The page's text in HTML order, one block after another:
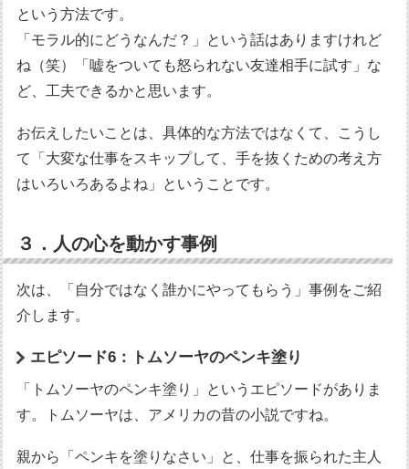
という方法です。
「モラル的にどうなんだ？」という話はありますけれど
ね（笑）「嘘をついても怒られない友達相手に試す」な
ど、工夫できるかと思います。
お伝えしたいことは、具体的な方法ではなくて、こうし
て「大変な仕事をスキップして、手を抜くための考え方
はいろいろあるよね」ということです。
３．人の心を動かす事例
次は、「自分ではなく誰かにやってもらう」事例をご紹
介します。
エピソード6：トムソーヤのペンキ塗り
「トムソーヤのペンキ塗り」というエピソードがありま
す。トムソーヤは、アメリカの昔の小説ですね。
親から「ペンキを塗りなさい」と、仕事を振られた主人